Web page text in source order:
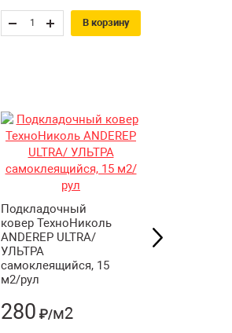
В корзину
Подкладочный
ковер ТехноНиколь
ANDEREP ULTRA/
УЛЬТРА
самоклеящийся, 15
м2/рул
280 ₽/м2